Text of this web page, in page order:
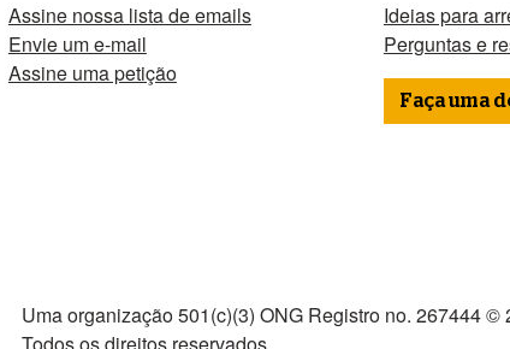
Assine nossa lista de emails
Envie um e-mail
Assine uma petição
Ideias para
Perguntas e
Faça uma
Uma organização 501(c)(3) ONG Registro no. 267444 ©
Todos os direitos reservados